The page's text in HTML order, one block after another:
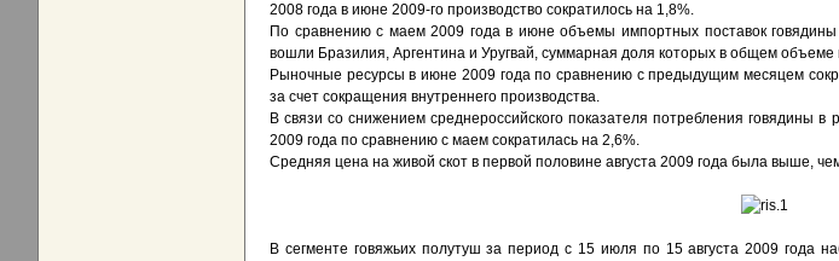
2008 года в июне 2009-го производство сократилось на 1,8%.
По сравнению с маем 2009 года в июне объемы импортных поставок
вошли Бразилия, Аргентина и Уругвай, суммарная доля которых в общем объеме
Рыночные ресурсы в июне 2009 года по сравнению с предыдущим месяцем
за счет сокращения внутреннего производства.
В связи со снижением среднероссийского показателя потребления говядины
2009 года по сравнению с маем сократилась на 2,6%.
Средняя цена на живой скот в первой половине августа 2009 года была выше,
В сегменте говяжьих полутуш за период с 15 июля по 15 августа 2009 года